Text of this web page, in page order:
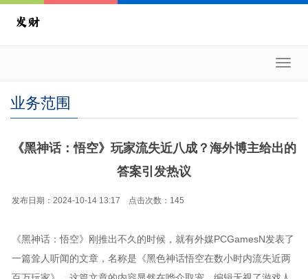
业务范围
《黑神话：悟空》玩家流失近八成？海外博主给出的
答案引发热议
发布日期：2024-10-14 13:17 点击次数：145
《黑神话：悟空》刚推出不久的时候，就有外媒PCGamesN发表了
一篇耸人听闻的文章，名称是《黑色神话悟空在数小时内流失近两